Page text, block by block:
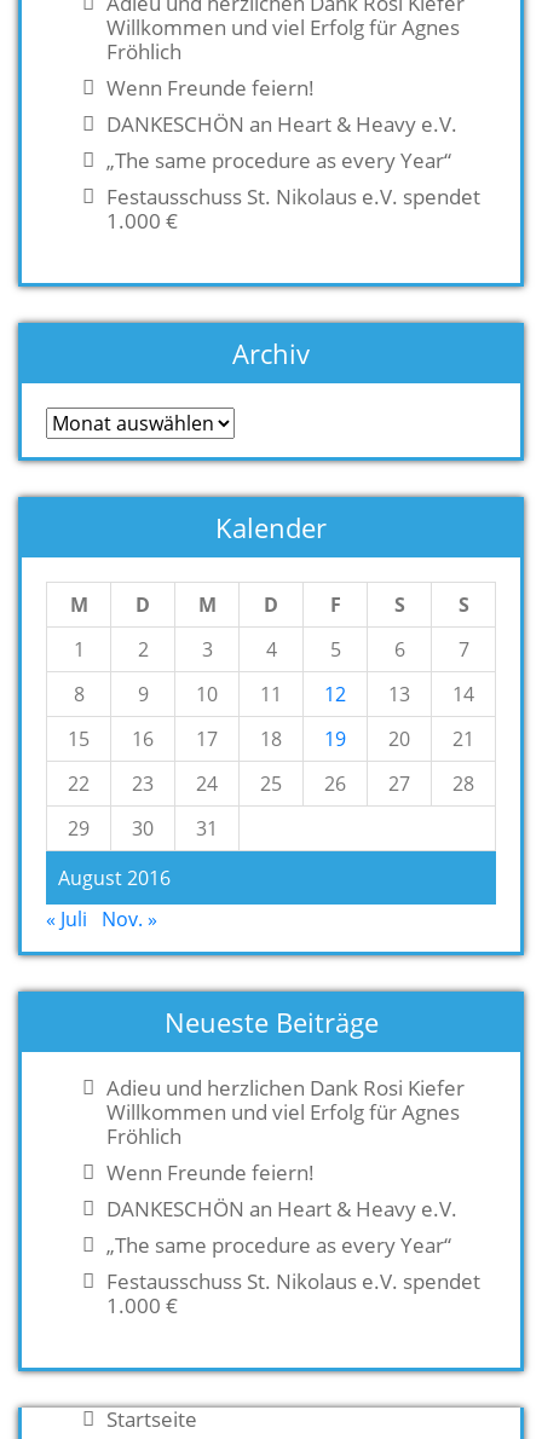
Willkommen und viel Erfolg für Agnes
Fröhlich
Wenn Freunde feiern!
DANKESCHÖN an Heart & Heavy e.V.
„The same procedure as every Year“
Festausschuss St. Nikolaus e.V. spendet
1.000 €
Archiv
Archiv
Kalender
August 2016
M D M D F S
S
1
2 3 4 5 6
7
8
9 10 11 12 13
14
15
16 17 18 19 20
21
22
23 24 25 26 27
28
29
30 31
« Juli Nov. »
Neueste Beiträge
Adieu und herzlichen Dank Rosi Kiefer
Willkommen und viel Erfolg für Agnes
Fröhlich
Wenn Freunde feiern!
DANKESCHÖN an Heart & Heavy e.V.
„The same procedure as every Year“
Festausschuss St. Nikolaus e.V. spendet
1.000 €
Startseite